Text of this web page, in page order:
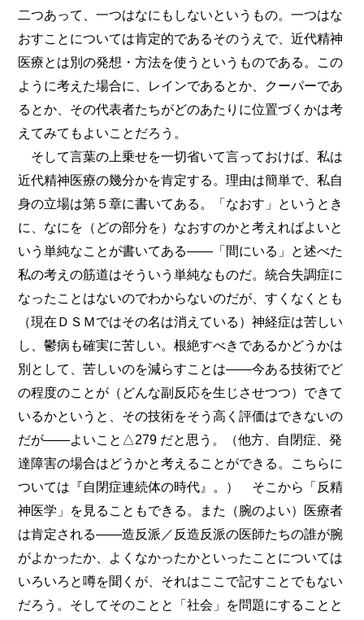
二つあって、一つはなにもしないというもの。一つはな
おすことについては肯定的であるそのうえで、近代精神
医療とは別の発想・方法を使うというものである。この
ように考えた場合に、レインであるとか、クーパーであ
るとか、その代表者たちがどのあたりに位置づくかは考
えてみてもよいことだろう。
そして言葉の上乗せを一切省いて言っておけば、私は
近代精神医療の幾分かを肯定する。理由は簡単で、私自
身の立場は第５章に書いてある。「なおす」というとき
に、なにを（どの部分を）なおすのかと考えればよいと
いう単純なことが書いてある――「間にいる」と述べた
私の考えの筋道はそういう単純なものだ。統合失調症に
なったことはないのでわからないのだが、すくなくとも
（現在ＤＳＭではその名は消えている）神経症は苦しい
し、鬱病も確実に苦しい。根絶すべきであるかどうかは
別として、苦しいのを減らすことは――今ある技術でど
の程度のことが（どんな副反応を生じさせつつ）できて
いるかというと、その技術をそう高く評価はできないの
だが――よいこと△279 だと思う。（他方、自閉症、発
達障害の場合はどうかと考えることができる。こちらに
ついては『自閉症連続体の時代』。） そこから「反精
神医学」を見ることもできる。また（腕のよい）医療者
は肯定される――造反派／反造反派の医師たちの誰が腕
がよかったか、よくなかったかといったことについては
いろいろと噂を聞くが、それはここで記すことでもない
だろう。そしてそのことと「社会」を問題にすることと